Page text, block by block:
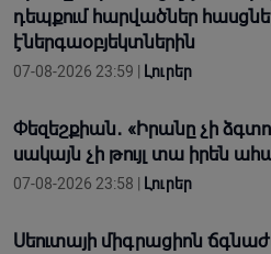
դեպքում հարվածներ
էներգաօբյեկտներին
07-08-2026 23:59 | Լուրեր
Փեզեշքիան․ «Իրանը չի
սակայն չի թույլ տա իրեն
07-08-2026 23:58 | Լուրեր
Սեուտայի միգրացիոն